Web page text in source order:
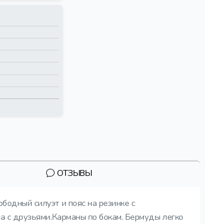
ОТЗЫВЫ
силуэт и пояс на резинке с
с друзьями.Карманы по бокам. Бермуды легко